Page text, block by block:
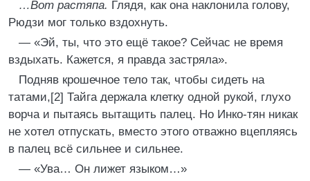
…Вот растяпа. Глядя, как она наклонила голову,
Рюдзи мог только вздохнуть.
— «Эй, ты, что это ещё такое? Сейчас не время
вздыхать. Кажется, я правда застряла».
Подняв крошечное тело так, чтобы сидеть на
татами,[2] Тайга держала клетку одной рукой, глухо
ворча и пытаясь вытащить палец. Но Инко-тян никак
не хотел отпускать, вместо этого отважно вцепляясь
в палец всё сильнее и сильнее.
— «Ува… Он лижет языком…»